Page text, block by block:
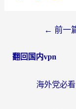
← 前一
翻回国内vpn